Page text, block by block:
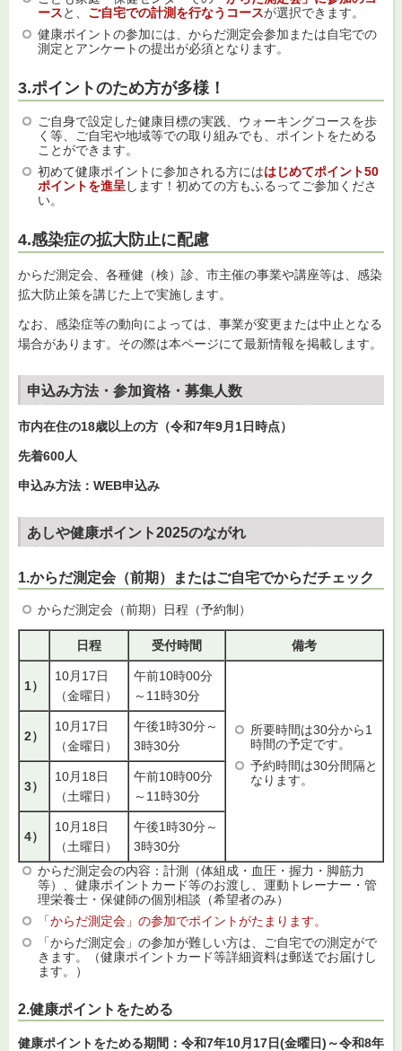
ースと、 ご自宅での計測を行なうコースが選択できます。
健康ポイントの参加には、からだ測定会参加または自宅での
測定とアンケートの提出が必須となります。
3.ポイントのため方が多様！
ご自身で設定した健康目標の実践、ウォーキングコースを歩
く等、ご自宅や地域等での取り組みでも、ポイントをためる
ことができます。
初めて健康ポイントに参加される方にははじめてポイント50
ポイントを進呈 します！初めての方もふるってご参加くださ
い。
4.感染症の拡大防止に配慮
からだ測定会、各種健（検）診、市主催の事業や講座等は、感染
拡大防止策を講じた上で実施します。
なお、感染症等の動向によっては、事業が変更または中止となる
場合があります。その際は本ページにて最新情報を掲載します。
申込み方法・参加資格・募集人数
市内在住の18歳以上の方（令和7年9月1日時点）
先着600人
申込み方法：WEB申込み
あしや健康ポイント2025のながれ
1.からだ測定会（前期）またはご自宅でからだチェック
からだ測定会（前期）日程（予約制）
日程 受付時間 備考
1）
10月17日
（金曜日）
午前10時00分
～11時30分
所要時間は30分から1
時間の予定です。
予約時間は30分間隔と
なります。
2）
10月17日
（金曜日）
午後1時30分～
3時30分
3）
10月18日
（土曜日）
午前10時00分
～11時30分
4）
10月18日
（土曜日）
午後1時30分～
3時30分
からだ測定会の内容：計測（体組成・血圧・握力・脚筋力
等）、健康ポイントカード等のお渡し、運動トレーナー・管
理栄養士・保健師の個別相談（希望者のみ）
「からだ測定会」の参加でポイントがたまります。
「からだ測定会」の参加が難しい方は、ご自宅での測定がで
きます。（健康ポイントカード等詳細資料は郵送でお届けし
ます。）
2.健康ポイントをためる
健康ポイントをためる期間：令和7年10月17日(金曜日) ～令和8年